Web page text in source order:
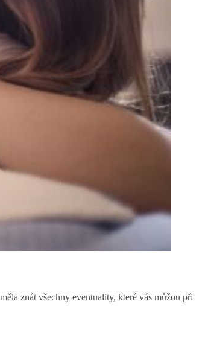
znát všechny eventuality, které vás můžou při